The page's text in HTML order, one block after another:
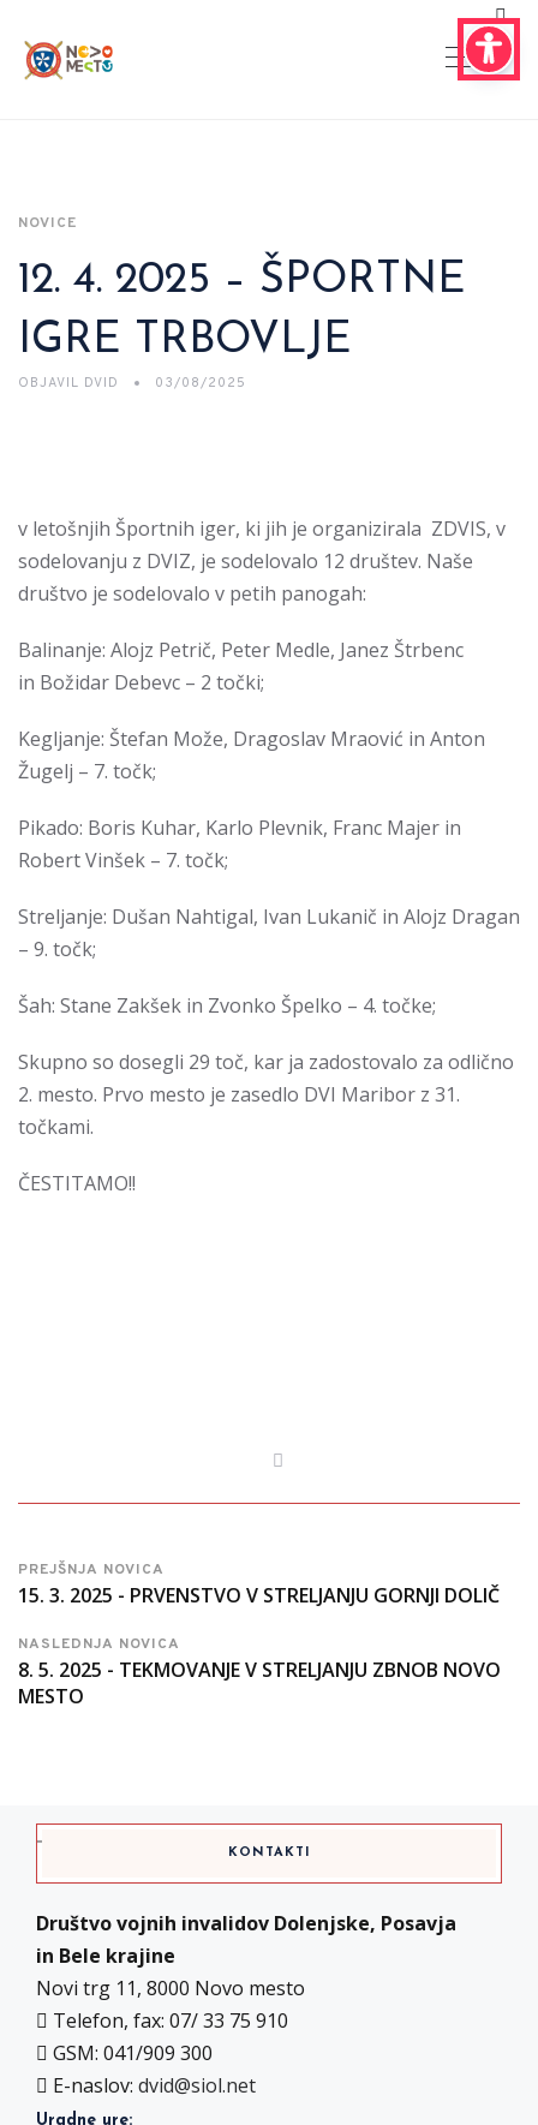
NOVICE
12. 4. 2025 – ŠPORTNE
IGRE TRBOVLJE
OBJAVIL DVID 03/08/2025
v letošnjih Športnih iger, ki jih je organizirala ZDVIS, v
sodelovanju z DVIZ, je sodelovalo 12 društev. Naše
društvo je sodelovalo v petih panogah:
Balinanje: Alojz Petrič, Peter Medle, Janez Štrbenc
in Božidar Debevc – 2 točki;
Kegljanje: Štefan Može, Dragoslav Mraović in Anton
Žugelj – 7. točk;
Pikado: Boris Kuhar, Karlo Plevnik, Franc Majer in
Robert Vinšek – 7. točk;
Streljanje: Dušan Nahtigal, Ivan Lukanič in Alojz Dragan
– 9. točk;
Šah: Stane Zakšek in Zvonko Špelko – 4. točke;
Skupno so dosegli 29 toč, kar ja zadostovalo za odlično
2. mesto. Prvo mesto je zasedlo DVI Maribor z 31.
točkami.
ČESTITAMO!!
PREJŠNJA NOVICA
15. 3. 2025 - PRVENSTVO V STRELJANJU GORNJI DOLIČ
NASLEDNJA NOVICA
8. 5. 2025 - TEKMOVANJE V STRELJANJU ZBNOB NOVO
MESTO
KONTAKTI
Društvo vojnih invalidov Dolenjske, Posavja
in Bele krajine
Novi trg 11, 8000 Novo mesto
Telefon, fax: 07/ 33 75 910
GSM: 041/909 300
E-naslov: dvid@siol.net
Uradne ure: